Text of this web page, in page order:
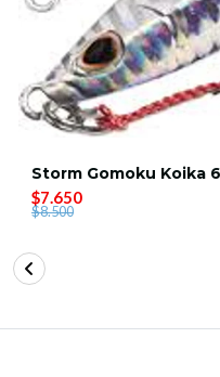
Storm Gomoku Koika
$7.650
$8.500